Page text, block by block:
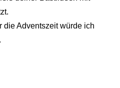
die Adventszeit würde ich